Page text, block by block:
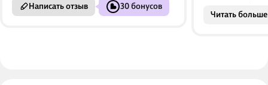
Написать отзыв 30 бонусов
достаточно
Читать больше